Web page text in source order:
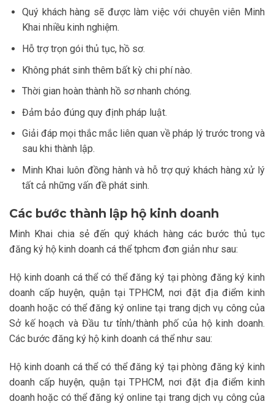
Quý khách hàng sẽ được làm việc với chuyên viên Minh
Khai nhiều kinh nghiệm.
Hỗ trợ trọn gói thủ tục, hồ sơ.
Không phát sinh thêm bất kỳ chi phí nào.
Thời gian hoàn thành hồ sơ nhanh chóng.
Đảm bảo đúng quy định pháp luật.
Giải đáp mọi thắc mắc liên quan về pháp lý trước trong và
sau khi thành lập.
Minh Khai luôn đồng hành và hỗ trợ quý khách hàng xử lý
tất cả những vấn đề phát sinh.
Các bước thành lập hộ kinh doanh
Minh Khai chia sẻ đến quý khách hàng các bước thủ tục
đăng ký hộ kinh doanh cá thể tphcm đơn giản như sau:
Hộ kinh doanh cá thể có thể đăng ký tại phòng đăng ký kinh
doanh cấp huyện, quận tại TPHCM, nơi đặt địa điểm kinh
doanh hoặc có thể đăng ký online tại trang dịch vụ công của
Sở kế hoạch và Đầu tư tỉnh/thành phố của hộ kinh doanh.
Các bước đăng ký hộ kinh doanh cá thể như sau:
Hộ kinh doanh cá thể có thể đăng ký tại phòng đăng ký kinh
doanh cấp huyện, quận tại TPHCM, nơi đặt địa điểm kinh
doanh hoặc có thể đăng ký online tại trang dịch vụ công của